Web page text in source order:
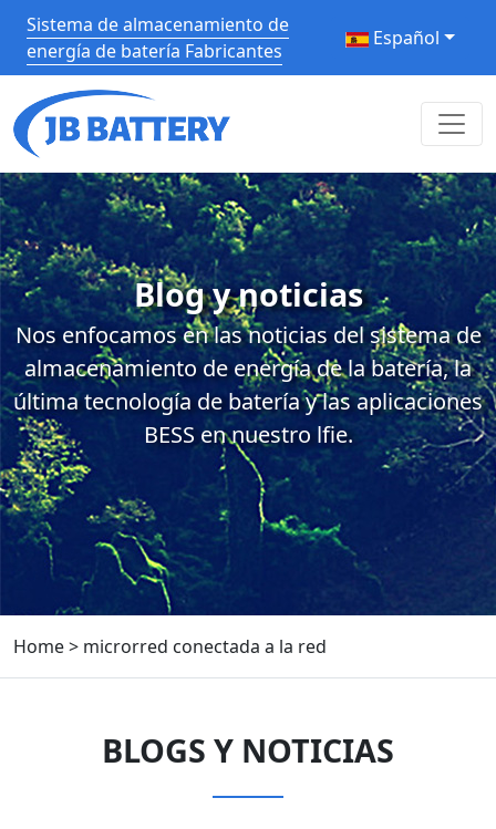
Sistema de almacenamiento de
energía de batería Fabricantes
Español
Blog y noticias
Nos enfocamos en las noticias del sistema de
almacenamiento de energía de la batería, la
última tecnología de batería y las aplicaciones
BESS en nuestro lfie.
Home> microrred conectada a la red
BLOGS Y NOTICIAS